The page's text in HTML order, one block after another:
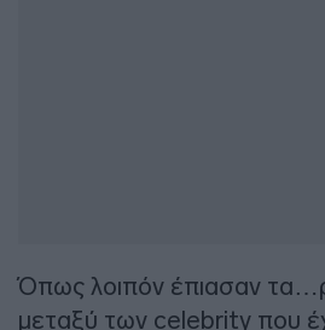
Όπως λοιπόν έπιασαν
μεταξύ των celebrity που